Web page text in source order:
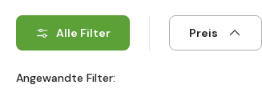
Alle Filter Preis
Angewandte Filter: